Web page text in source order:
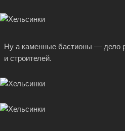
Ну а каменные бастионы — дело
и строителей.